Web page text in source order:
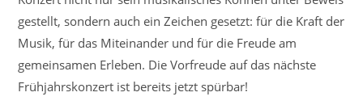
gestellt, sondern auch ein Zeichen gesetzt: für die Kraft der
Musik, für das Miteinander und für die Freude am
gemeinsamen Erleben. Die Vorfreude auf das nächste
Frühjahrskonzert ist bereits jetzt spürbar!